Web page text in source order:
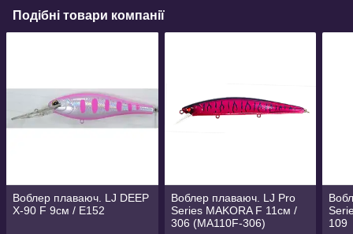
Подібні товари компанії
Воблер плаваюч. LJ DEEP
X-90 F 9см / E152
Воблер плаваюч. LJ Pro
Series MAKORA F 11см /
306 (MA110F-306)
109